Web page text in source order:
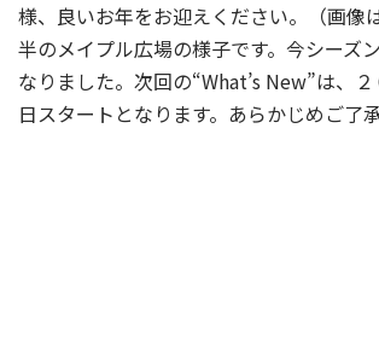
様、良いお年をお迎えください。（画像
半のメイプル広場の様子です。今シーズ
なりました。次回の“What’s New”は、
日スタートとなります。あらかじめご了